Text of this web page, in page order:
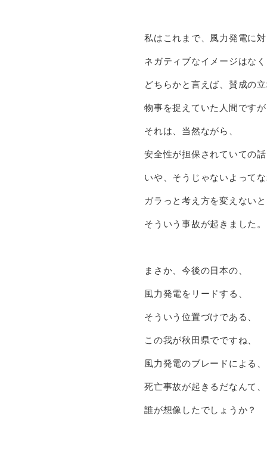
私はこれまで、風力発電に
ネガティブなイメージはな
どちらかと言えば、賛成の
物事を捉えていた人間です
それは、当然ながら、
安全性が担保されていての
いや、そうじゃないよって
ガラっと考え方を変えない
そういう事故が起きました。
まさか、今後の日本の、
風力発電をリードする、
そういう位置づけである、
この我が秋田県でですね、
風力発電のブレードによる、
死亡事故が起きるだなんて、
誰が想像したでしょうか？